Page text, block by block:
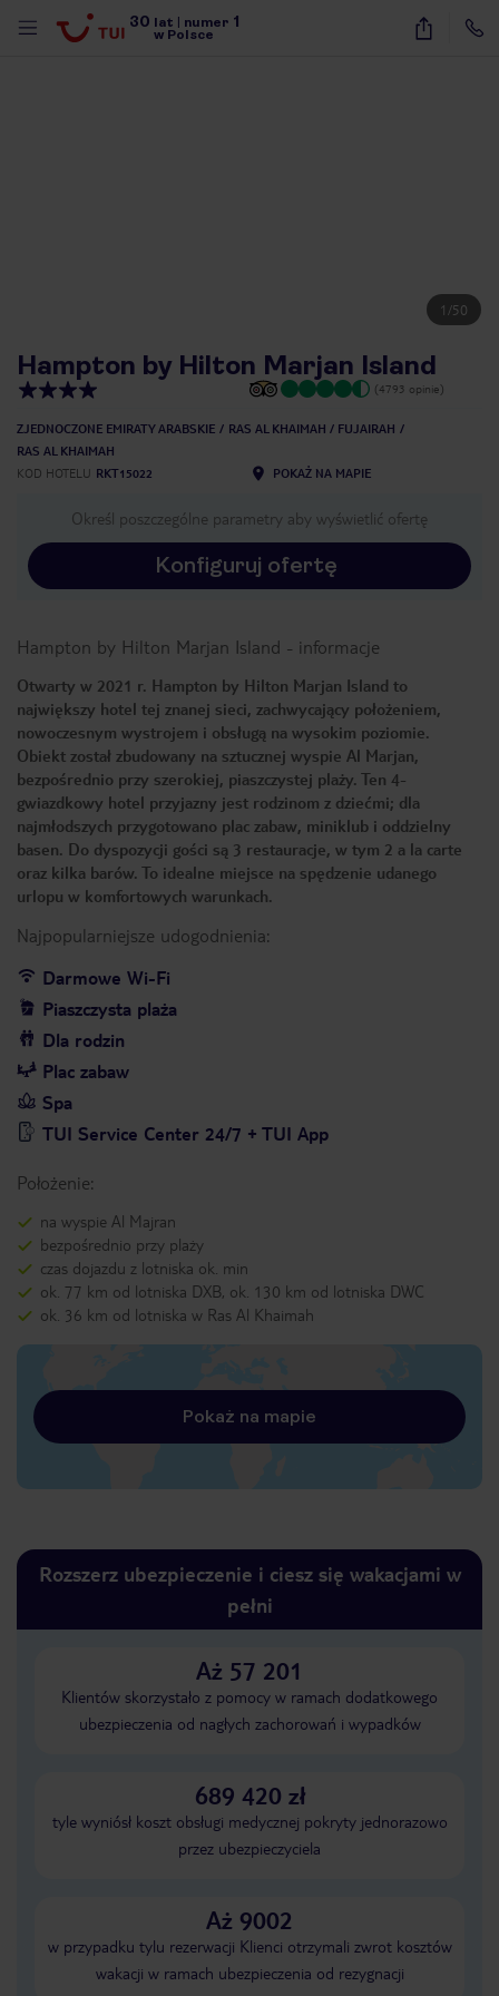
30 lat numer 1
w Polsce
1 /50
Hampton by Hilton Marjan Island
(4793 opinie)
ZJEDNOCZONE EMIRATY ARABSKIE
RAS AL KHAIMAH / FUJAIRAH
RAS AL KHAIMAH
KOD HOTELU RKT15022 POKAŻ NA MAPIE
Określ poszczególne parametry aby wyświetlić ofertę
Konfiguruj ofertę
Hampton by Hilton Marjan Island - informacje
Otwarty w 2021 r. Hampton by Hilton Marjan Island to
największy hotel tej znanej sieci, zachwycający położeniem,
nowoczesnym wystrojem i obsługą na wysokim poziomie.
Obiekt został zbudowany na sztucznej wyspie Al Marjan,
bezpośrednio przy szerokiej, piaszczystej plaży. Ten 4-
gwiazdkowy hotel przyjazny jest rodzinom z dziećmi; dla
najmłodszych przygotowano plac zabaw, miniklub i oddzielny
basen. Do dyspozycji gości są 3 restauracje, w tym 2 a la carte
oraz kilka barów. To idealne miejsce na spędzenie udanego
urlopu w komfortowych warunkach.
Najpopularniejsze udogodnienia:
Darmowe Wi-Fi
Piaszczysta plaża
Dla rodzin
Plac zabaw
Spa
TUI Service Center 24/7 + TUI App
Położenie:
na wyspie Al Majran
bezpośrednio przy plaży
czas dojazdu z lotniska ok. min
ok. 77 km od lotniska DXB, ok. 130 km od lotniska DWC
ok. 36 km od lotniska w Ras Al Khaimah
Pokaż na mapie
Rozszerz ubezpieczenie i ciesz się wakacjami w
pełni
Aż 57 201
Klientów skorzystało z pomocy w ramach dodatkowego
ubezpieczenia od nagłych zachorowań i wypadków
689 420 zł
tyle wyniósł koszt obsługi medycznej pokryty jednorazowo
przez ubezpieczyciela
Aż 9002
w przypadku tylu rezerwacji Klienci otrzymali zwrot kosztów
wakacji w ramach ubezpieczenia od rezygnacji